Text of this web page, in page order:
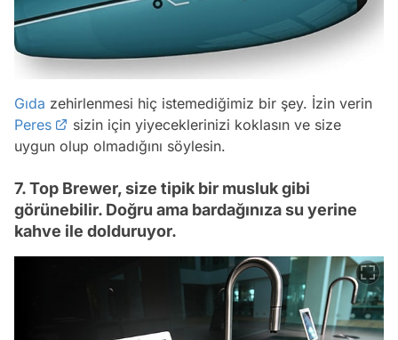
Gıda zehirlenmesi hiç istemediğimiz bir şey. İzin verin
Peres
sizin için yiyeceklerinizi koklasın ve size
uygun olup olmadığını söylesin.
7. Top Brewer, size tipik bir musluk gibi
görünebilir. Doğru ama bardağınıza su yerine
kahve ile dolduruyor.